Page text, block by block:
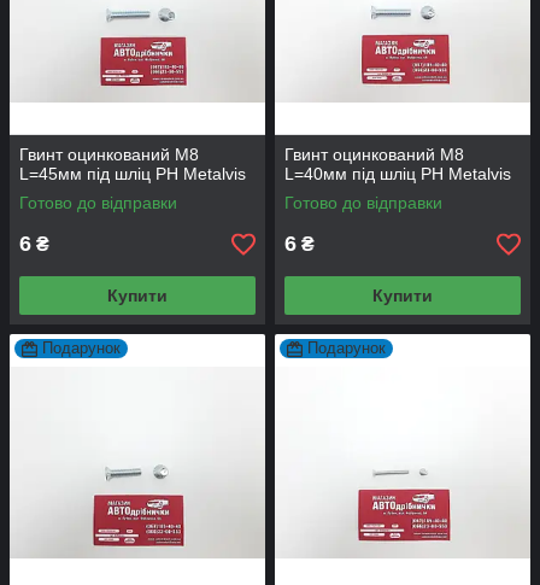
Гвинт оцинкований М8
L=45мм під шліц PH Metalvis
Готово до відправки
6 ₴
Купити
Гвинт оцинкований М8
L=40мм під шліц PH Metalvis
Готово до відправки
6 ₴
Купити
Подарунок Подарунок